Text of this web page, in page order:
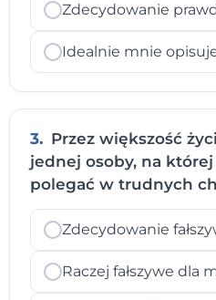
Zdecydowanie
Idealnie mnie
3. Przez większość
jednej osoby, na
polegać w trudnych
Zdecydowanie
Raczej fałszywe dla